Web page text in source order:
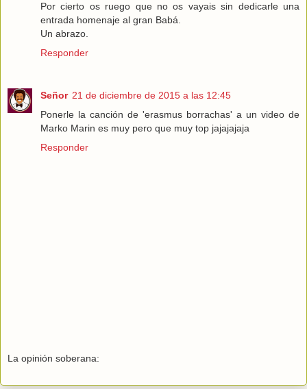
Por cierto os ruego que no os vayais sin dedicarle una
entrada homenaje al gran Babá.
Un abrazo.
Responder
Señor 21 de diciembre de 2015 a las 12:45
Ponerle la canción de 'erasmus borrachas' a un video de
Marko Marin es muy pero que muy top jajajajaja
Responder
La opinión soberana: